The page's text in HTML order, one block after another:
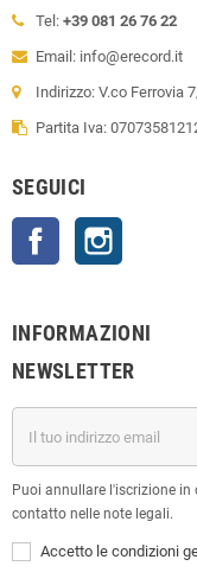
Tel: +39 081 26 76 22
Email: info@erecord.it
Indirizzo: V.co Ferrovia
Partita Iva:
SEGUICI
Facebook
INFORMAZIONI
NEWSLETTER
Puoi annullare l'iscrizione
contatto nelle note legali.
Accetto le condizioni